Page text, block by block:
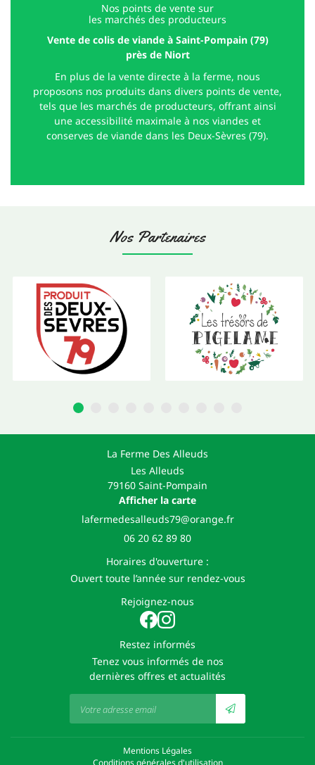
Nos points de vente sur
les marchés des producteurs
Vente de colis de viande à Saint-Pompain (79)
près de Niort
En plus de la vente directe à la ferme, nous
proposons nos produits dans divers points de vente,
tels que les marchés de producteurs, offrant ainsi
une accessibilité maximale à nos viandes et
conserves de viande dans les Deux-Sèvres (79).
Nos Partenaires
La Ferme Des Alleuds
Les Alleuds
79160 Saint-Pompain
Afficher la carte
06 20 62 89 80
Horaires d'ouverture :
Ouvert toute l’année sur rendez-vous
Rejoignez-nous
Restez informés
Tenez vous informés de nos
dernières offres et actualités
Mentions Légales
Conditions générales d'utilisation